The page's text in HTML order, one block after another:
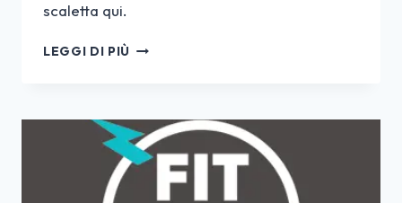
scaletta qui.
LEGGI DI PIÙ IMAGINE
LUCCA
SUMMER
FESTIVAL